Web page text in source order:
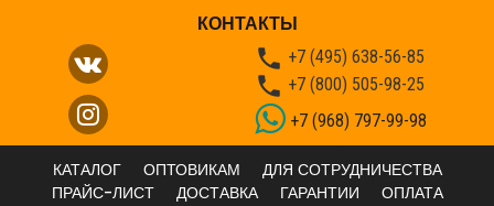
КОНТАКТЫ
 +7 (495) 638-56-85
 +7 (800) 505-98-25
+7 (968) 797-99-98
КАТАЛОГ ОПТОВИКАМ
ДЛЯ СОТРУДНИЧЕСТВА
ПРАЙС-ЛИСТ
ДОСТАВКА ГАРАНТИИ ОПЛАТА